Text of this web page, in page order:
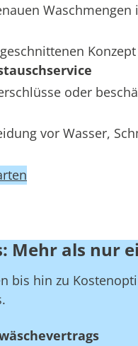
oder
vor Wasser,
Mehr als nur
bis hin zu